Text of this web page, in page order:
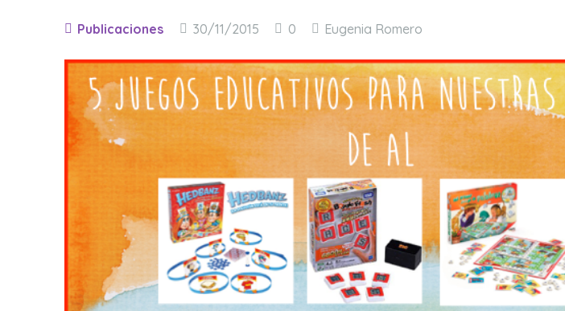
Publicaciones 30/11/2015 0 Eugenia Romero